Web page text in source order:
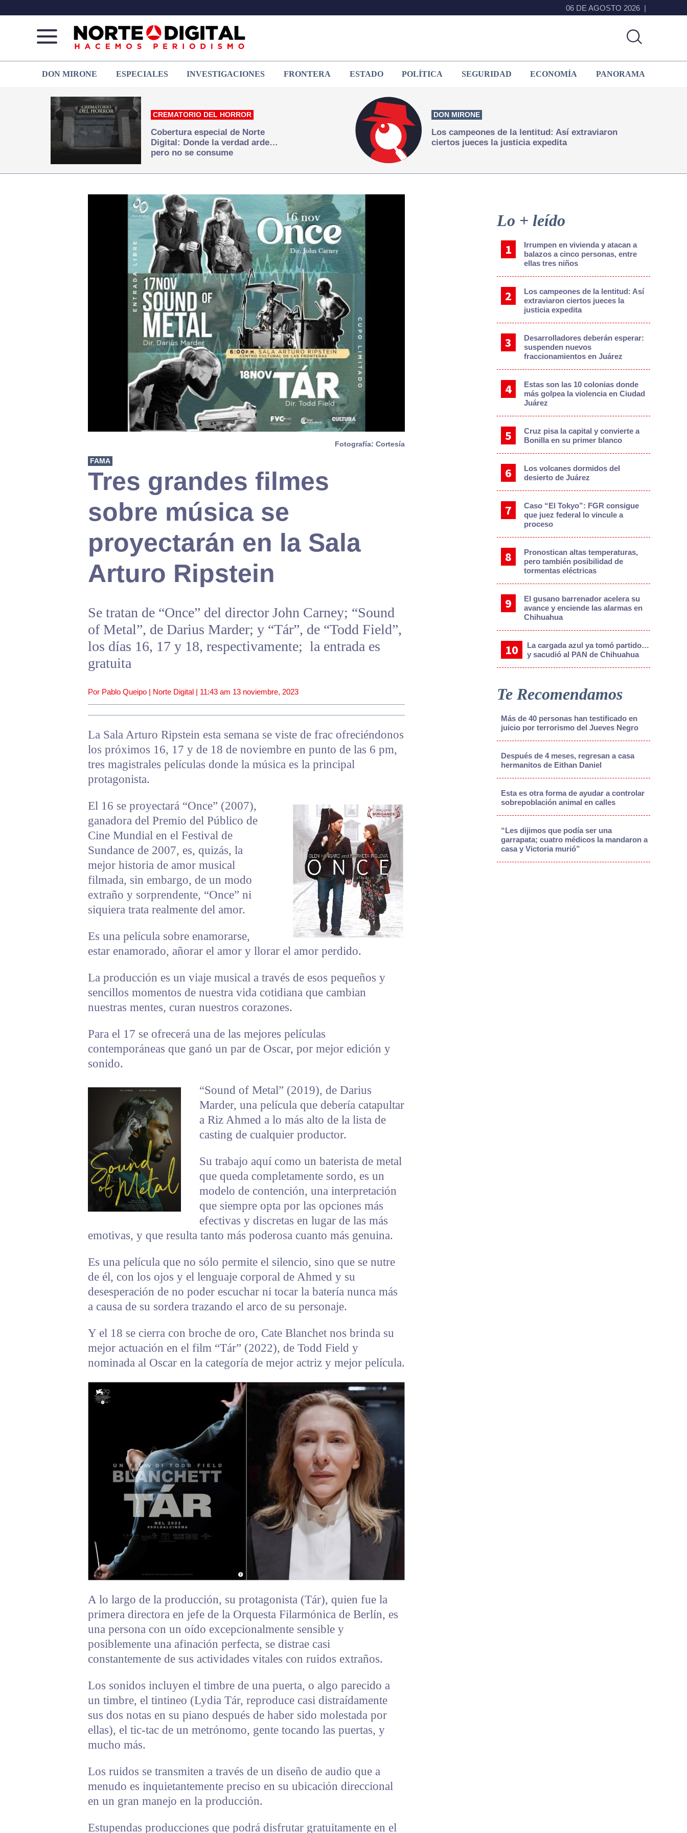
06 DE AGOSTO 2026
de
Juárez
que
hacemos periodismo
DON MIRONE ESPECIALES INVESTIGACIONES FRONTERA ESTADO POLÍTICA SEGURIDAD ECONOMÍA PANORAMA
CREMATORIO DEL HORROR
Cobertura especial de Norte
Digital: Donde la verdad arde…
pero no se consume
DON MIRONE
Los campeones de la lentitud: Así extraviaron
ciertos jueces la justicia expedita
Fotografía: Cortesía
FAMA
Tres grandes filmes
sobre música se
proyectarán en la Sala
Arturo Ripstein
Se tratan de “Once” del director John Carney; “Sound
of Metal”, de Darius Marder; y “Tár”, de “Todd Field”,
los días 16, 17 y 18, respectivamente; la entrada es
gratuita
Por Pablo Queipo | Norte Digital | 11:43 am 13 noviembre, 2023
La Sala Arturo Ripstein esta semana se viste de frac ofreciéndonos
los próximos 16, 17 y de 18 de noviembre en punto de las 6 pm,
tres magistrales películas donde la música es la principal
protagonista.
El 16 se proyectará “Once” (2007),
ganadora del Premio del Público de
Cine Mundial en el Festival de
Sundance de 2007, es, quizás, la
mejor historia de amor musical
filmada, sin embargo, de un modo
extraño y sorprendente, “Once” ni
siquiera trata realmente del amor.
Es una película sobre enamorarse,
estar enamorado, añorar el amor y llorar el amor perdido.
La producción es un viaje musical a través de esos pequeños y
sencillos momentos de nuestra vida cotidiana que cambian
nuestras mentes, curan nuestros corazones.
Para el 17 se ofrecerá una de las mejores películas
contemporáneas que ganó un par de Oscar, por mejor edición y
sonido.
“Sound of Metal” (2019), de Darius
Marder, una película que debería catapultar
a Riz Ahmed a lo más alto de la lista de
casting de cualquier productor.
Su trabajo aquí como un baterista de metal
que queda completamente sordo, es un
modelo de contención, una interpretación
que siempre opta por las opciones más
efectivas y discretas en lugar de las más
emotivas, y que resulta tanto más poderosa cuanto más genuina.
Es una película que no sólo permite el silencio, sino que se nutre
de él, con los ojos y el lenguaje corporal de Ahmed y su
desesperación de no poder escuchar ni tocar la batería nunca más
a causa de su sordera trazando el arco de su personaje.
Y el 18 se cierra con broche de oro, Cate Blanchet nos brinda su
mejor actuación en el film “Tár” (2022), de Todd Field y
nominada al Oscar en la categoría de mejor actriz y mejor película.
A lo largo de la producción, su protagonista (Tár), quien fue la
primera directora en jefe de la Orquesta Filarmónica de Berlín, es
una persona con un oído excepcionalmente sensible y
posiblemente una afinación perfecta, se distrae casi
constantemente de sus actividades vitales con ruidos extraños.
Los sonidos incluyen el timbre de una puerta, o algo parecido a
un timbre, el tintineo (Lydia Tár, reproduce casi distraídamente
sus dos notas en su piano después de haber sido molestada por
ellas), el tic-tac de un metrónomo, gente tocando las puertas, y
mucho más.
Los ruidos se transmiten a través de un diseño de audio que a
menudo es inquietantemente preciso en su ubicación direccional
en un gran manejo en la producción.
Estupendas producciones que podrá disfrutar gratuitamente en el
Sidebar
Lo + leído
Irrumpen en vivienda y atacan a
balazos a cinco personas, entre
ellas tres niños
Los campeones de la lentitud: Así
extraviaron ciertos jueces la
justicia expedita
Desarrolladores deberán esperar:
suspenden nuevos
fraccionamientos en Juárez
Estas son las 10 colonias donde
más golpea la violencia en Ciudad
Juárez
Cruz pisa la capital y convierte a
Bonilla en su primer blanco
Los volcanes dormidos del
desierto de Juárez
Caso “El Tokyo”: FGR consigue
que juez federal lo vincule a
proceso
Pronostican altas temperaturas,
pero también posibilidad de
tormentas eléctricas
El gusano barrenador acelera su
avance y enciende las alarmas en
Chihuahua
La cargada azul ya tomó partido…
y sacudió al PAN de Chihuahua
Te Recomendamos
Más de 40 personas han testificado en
juicio por terrorismo del Jueves Negro
Después de 4 meses, regresan a casa
hermanitos de Eithan Daniel
Esta es otra forma de ayudar a controlar
sobrepoblación animal en calles
“Les dijimos que podía ser una
garrapata; cuatro médicos la mandaron a
casa y Victoria murió”